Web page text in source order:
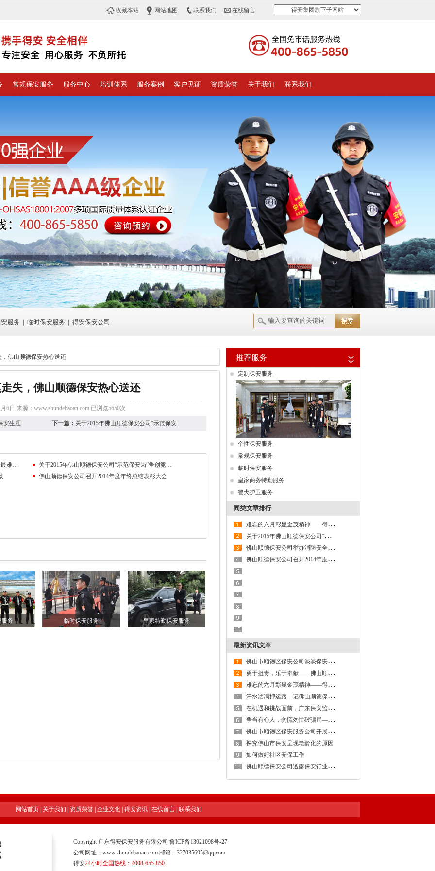
收藏本站 网站地图 联系我们 在线留言 得安集团旗下子网站
常规保安服务 服务中心 培训体系 服务案例 客户见证 资质荣誉 关于我们 联系我们
服务 | 临时保安服务 | 得安保安公司
佛山顺德保安热心送还
失，佛山顺德保安热心送还
6日 来源：www.shundebaoan.com 已浏览5650次
安生涯 下一篇： 关于2015年佛山顺德保安公司“示范保安
难忘的六月彰显金茂精神——得安“保安生涯最难忘的一件事”有奖征文大赛作品鉴赏
关于2015年佛山顺德保安公司“示范保安岗”争创竞赛展示的通知
佛山顺德保安公司召开2014年度年终总结表彰大会
务 临时保安服务 皇家特勤保安服务
推荐服务
定制保安服务
个性保安服务
常规保安服务
临时保安服务
皇家商务特勤服务
警犬护卫服务
同类文章排行
难
忘的六月彰显金茂精神——得安“保安生涯最难忘的一件事”有奖征文大赛作品鉴赏
关
于2015年佛山顺德保安公司“示范保安岗”争创竞赛展示的通知
佛
山顺德保安公司举办消防安全防火演练活动
佛
山顺德保安公司召开2014年度年终总结表彰大会
最新资讯文章
佛
山市顺德区保安公司谈谈保安队伍管理
勇
于担责，乐于奉献——佛山顺德保安服务公司押运管理部管理员王伟
难
忘的六月彰显金茂精神——得安“保安生涯最难忘的一件事”有奖征文大赛作品鉴赏
汗
水洒满押运路---记佛山顺德保安公司守押大队中队车长杜传杨
在
机遇和挑战面前，广东保安监管部门有何措施
争
当有心人，勿慌勿忙破骗局——佛山顺德保安公司防范电信诈骗成绩显著
佛
山市顺德区保安服务公司开展“2016年保安员应知应会技能竞赛”
探究佛山市保安呈现老龄化的原因
如何做好社区安保工作
佛
山顺德保安公司透露保安行业面临大变革
网站首页 关于我们 资质荣誉 企业文化 得安资讯 在线留言 联系我们
Copyright 广东得安保安服务有限公司 鲁ICP备13021098号-27
公司网址：www.shundebaoan.com 邮箱：327035695@qq.com
得安24小时全国热线：4008-655-850